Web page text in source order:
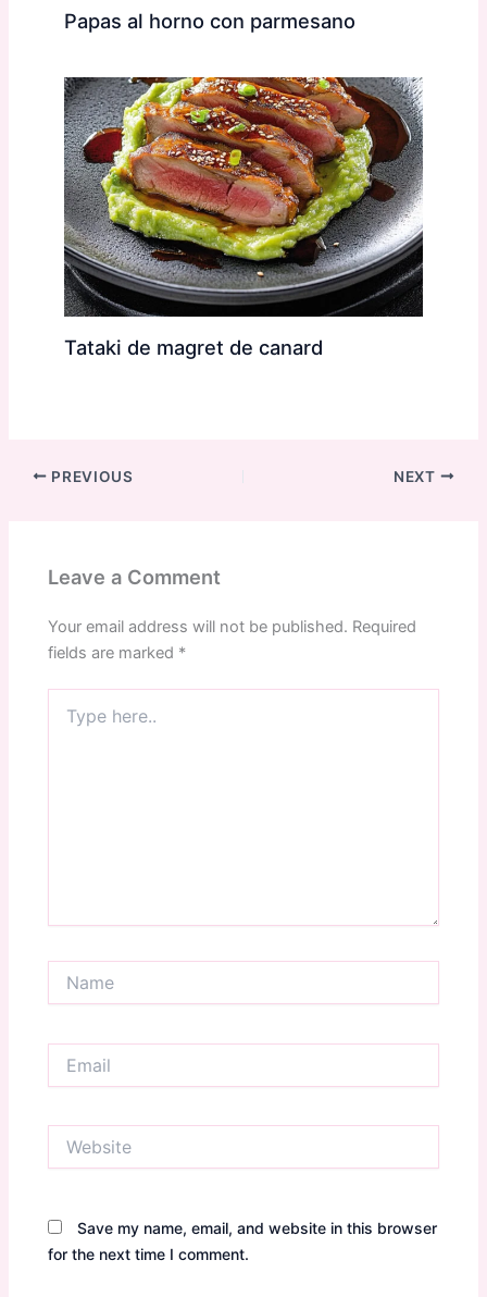
Papas al horno con parmesano
Tataki de magret de canard
PREVIOUS NEXT
Leave a Comment
Your email address will not be published. Required
fields are marked *
here..
Save my name, email, and website in this browser
for the next time I comment.